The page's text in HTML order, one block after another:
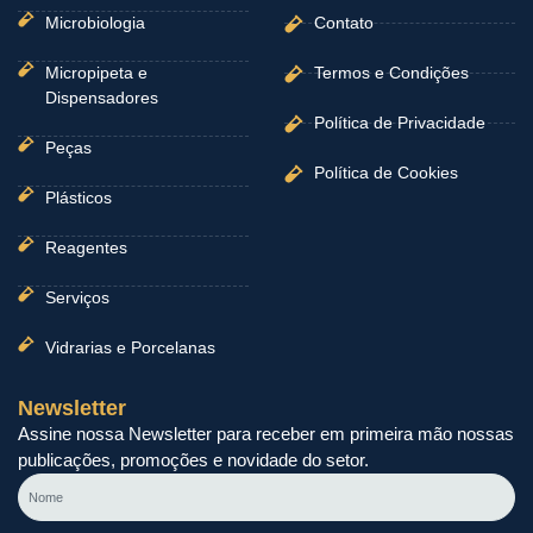
Microbiologia
Micropipeta e
Dispensadores
Peças
Plásticos
Reagentes
Serviços
Vidrarias e Porcelanas
Contato
Termos e Condições
Política de Privacidade
Política de Cookies
Newsletter
Assine nossa Newsletter para receber em primeira mão nossas
publicações, promoções e novidade do setor.
Nome